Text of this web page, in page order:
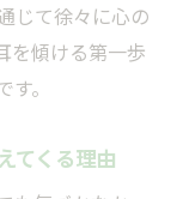
じて徐々に心の
を傾ける第一歩
。
てくる理由